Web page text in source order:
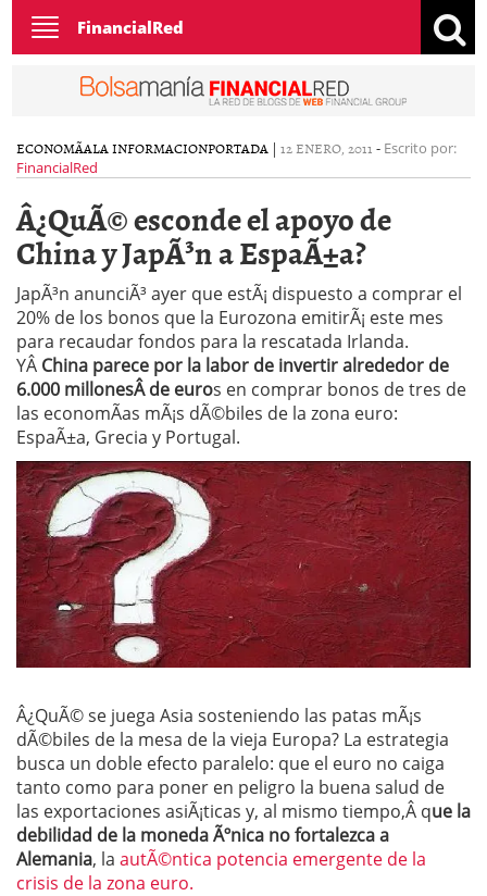
Toggle
navigation
FinancialRed
ECONOMÃ­ALA INFORMACIONPORTADA | 12 ENERO, 2011 - Escrito por:
FinancialRed
Â¿QuÃ© esconde el apoyo de
China y JapÃ³n a EspaÃ±a?
JapÃ³n anunciÃ³ ayer que estÃ¡ dispuesto a comprar el
20% de los bonos que la Eurozona emitirÃ¡ este mes
para recaudar fondos para la rescatada Irlanda.
YÂ China parece por la labor de invertir alrededor de
6.000 millonesÂ de euros en comprar bonos de tres de
las economÃ­as mÃ¡s dÃ©biles de la zona euro:
EspaÃ±a, Grecia y Portugal.
Â¿QuÃ© se juega Asia sosteniendo las patas mÃ¡s
dÃ©biles de la mesa de la vieja Europa? La estrategia
busca un doble efecto paralelo: que el euro no caiga
tanto como para poner en peligro la buena salud de
las exportaciones asiÃ¡ticas y, al mismo tiempo,Â que la
debilidad de la moneda Ãºnica no fortalezca a
Alemania, la autÃ©ntica potencia emergente de la
crisis de la zona euro.